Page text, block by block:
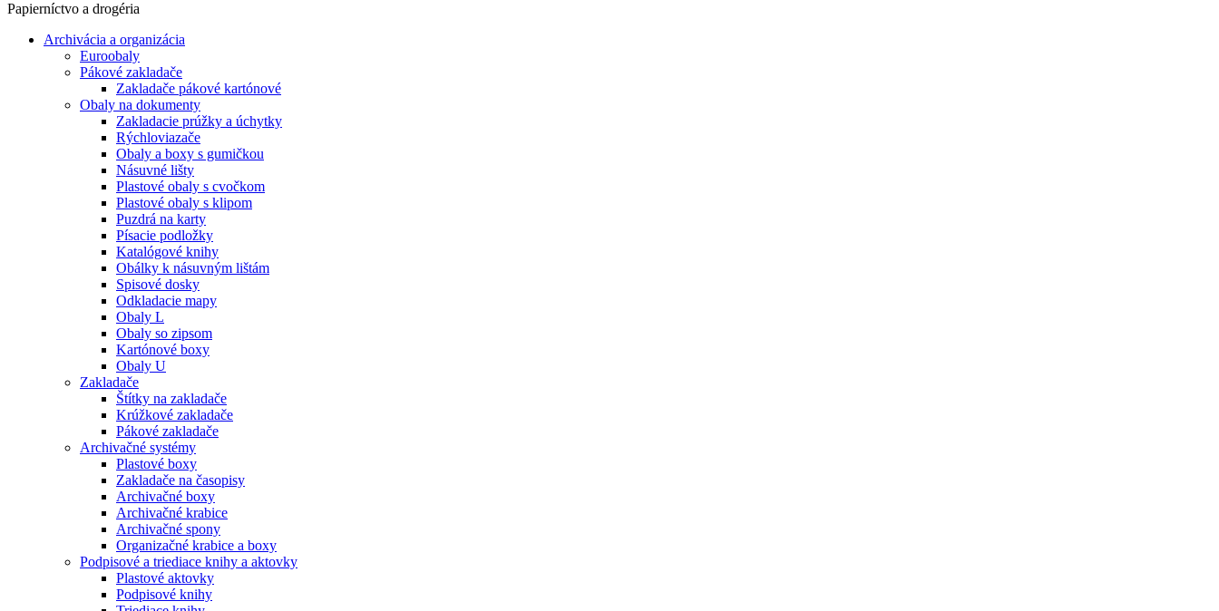
Papierníctvo a drogéria
Archivácia a organizácia
Euroobaly
Pákové zakladače
Zakladače pákové kartónové
Obaly na dokumenty
Zakladacie prúžky a úchytky
Rýchloviazače
Obaly a boxy s gumičkou
Násuvné lišty
Plastové obaly s cvočkom
Plastové obaly s klipom
Puzdrá na karty
Písacie podložky
Katalógové knihy
Obálky k násuvným lištám
Spisové dosky
Odkladacie mapy
Obaly L
Obaly so zipsom
Kartónové boxy
Obaly U
Zakladače
Štítky na zakladače
Krúžkové zakladače
Pákové zakladače
Archivačné systémy
Plastové boxy
Zakladače na časopisy
Archivačné boxy
Archivačné krabice
Archivačné spony
Organizačné krabice a boxy
Podpisové a triediace knihy a aktovky
Plastové aktovky
Podpisové knihy